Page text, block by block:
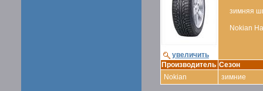
увеличить
зимняя
Nokian
Производитель Сезон
Nokian
зимние